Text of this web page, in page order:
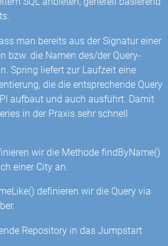
man bereits aus der Signatur einer
bzw. die Namen des/der Query-
Spring liefert zur Laufzeit eine
die die entsprechende Query
aufbaut und auch ausführt. Damit
in der Praxis sehr schnell
wir die Methode findByName()
einer City an.
definieren wir die Query via
Repository in das Jumpstart